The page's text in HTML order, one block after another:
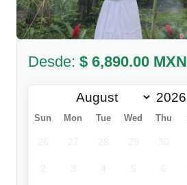
Desde: $ 6,890.00 MXN
Sun Mon Tue Wed Thu